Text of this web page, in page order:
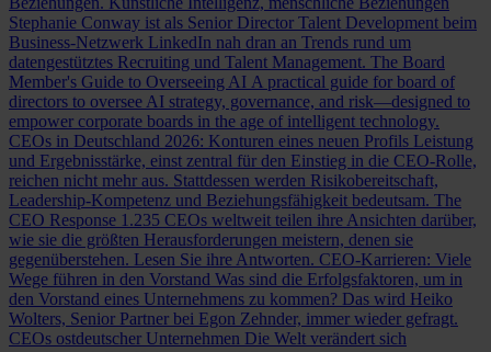
Stephanie Conway ist als Senior Director Talent Development beim
Business-Netzwerk LinkedIn nah dran an Trends rund um
datengestütztes Recruiting und Talent Management. The Board
Member's Guide to Overseeing AI A practical guide for board of
directors to oversee AI strategy, governance, and risk—designed to
empower corporate boards in the age of intelligent technology.
CEOs in Deutschland 2026: Konturen eines neuen Profils Leistung
und Ergebnisstärke, einst zentral für den Einstieg in die CEO-Rolle,
reichen nicht mehr aus. Stattdessen werden Risikobereitschaft,
Leadership-Kompetenz und Beziehungsfähigkeit bedeutsam. The
CEO Response 1.235 CEOs weltweit teilen ihre Ansichten darüber,
wie sie die größten Herausforderungen meistern, denen sie
gegenüberstehen. Lesen Sie ihre Antworten. CEO-Karrieren: Viele
Wege führen in den Vorstand Was sind die Erfolgsfaktoren, um in
den Vorstand eines Unternehmens zu kommen? Das wird Heiko
Wolters, Senior Partner bei Egon Zehnder, immer wieder gefragt.
CEOs ostdeutscher Unternehmen Die Welt verändert sich